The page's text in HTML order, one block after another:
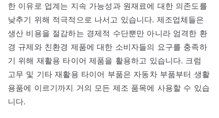
한 이유로 업계는 지속 가능성과 원재료에 대한 의존도를
낮추기 위해 적극적으로 나서고 있습니다. 제조업체들은
생산 비용을 절감하는 경제적 수단뿐만 아니라 엄격한 환
경 규제와 친환경 제품에 대한 소비자들의 요구를 충족하
기 위해 재활용 타이어 제품을 활용하고 있습니다. 크럼
고무 및 기타 재활용 타이어 부품은 자동차 부품부터 생활
용품에 이르기까지 거의 모든 제조 품목에 사용할 수 있습
니다.